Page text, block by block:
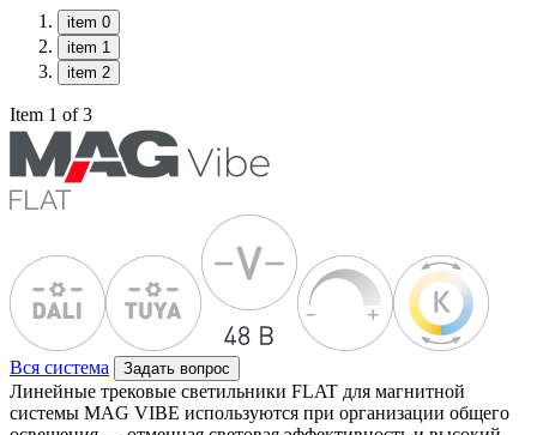
item 0
item 1
item 2
Item 1 of 3
Вся система Задать вопрос
Линейные трековые светильники FLAT для магнитной
системы MAG VIBE используются при организации общего